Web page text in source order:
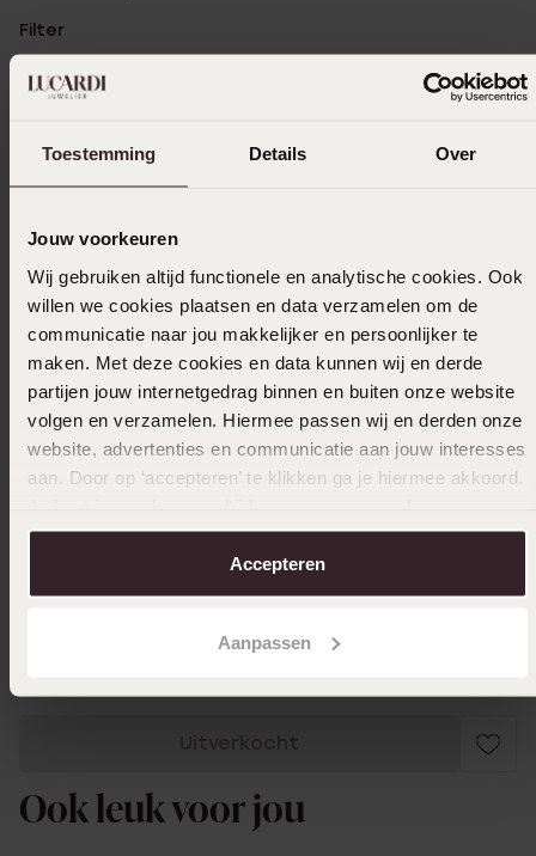
Toestemming Details Over
Jouw voorkeuren
Wij gebruiken altijd functionele en analytische cookies. Ook
willen we cookies plaatsen en data verzamelen om de
communicatie naar jou makkelijker en persoonlijker te
maken. Met deze cookies en data kunnen wij en derde
partijen jouw internetgedrag binnen en buiten onze website
volgen en verzamelen. Hiermee passen wij en derden onze
website, advertenties en communicatie aan jouw interesses
aan. Door op ‘accepteren’ te klikken ga je hiermee akkoord.
over in onscookiebeleid.
Accepteren
Aanpassen
Filter
17-07-2023 - Gezal K.
super kwalitatieve ketting. je kan ermee
douchen zonder dat dit het goud aantast,
want ze zijn goldplated op staal, en dat
houd mega goed vast. ik vind vooral het
design bijzonder.
Ook leuk voor jou